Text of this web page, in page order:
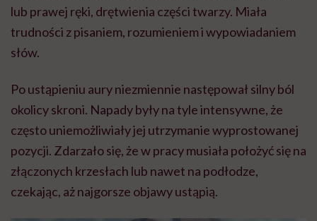
lub prawej ręki, drętwienia części twarzy. Miała
trudności z pisaniem, rozumieniem i wypowiadaniem
słów.
Po ustąpieniu aury niezmiennie następował silny ból
okolicy skroni. Napady były na tyle intensywne, że
często uniemożliwiały jej utrzymanie wyprostowanej
pozycji. Zdarzało się, że w pracy musiała położyć się na
złączonych krzesłach lub nawet na podłodze,
czekając, aż najgorsze objawy ustąpią.